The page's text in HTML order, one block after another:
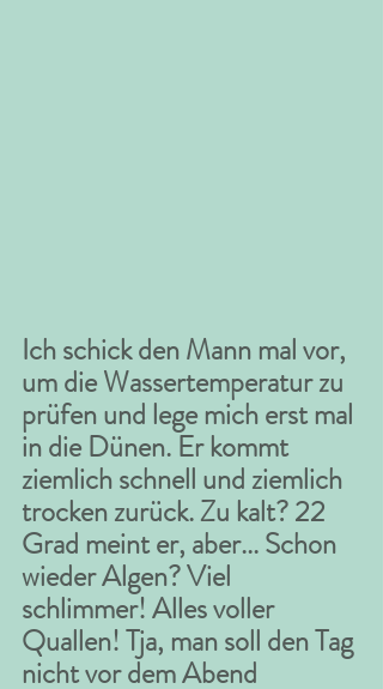
Ich schick den Mann mal vor,
um die Wassertemperatur zu
prüfen und lege mich erst mal
in die Dünen. Er kommt
ziemlich schnell und ziemlich
trocken zurück. Zu kalt? 22
Grad meint er, aber... Schon
wieder Algen? Viel
schlimmer! Alles voller
Quallen! Tja, man soll den Tag
nicht vor dem Abend